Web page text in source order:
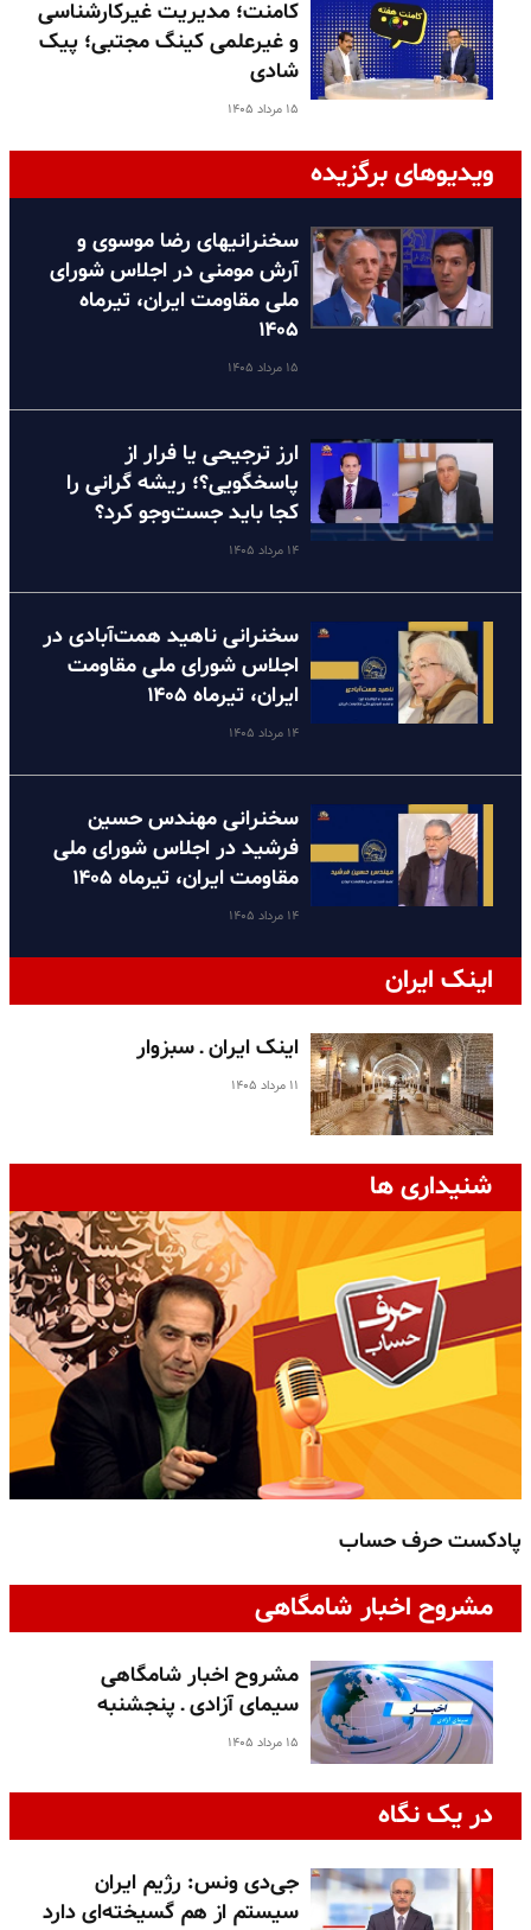
کامنت؛ مدیریت غیرکارشناسی
و غیرعلمی کینگ مجتبی؛ پیک
شادی
۱۵ مرداد ۱۴۰۵
ویدیوهای برگزیده
سخنرانیهای رضا موسوی و
آرش مومنی در اجلاس شورای
ملی مقاومت ایران، تیرماه
۱۴۰۵
۱۵ مرداد ۱۴۰۵
ارز ترجیحی یا فرار از
پاسخگویی؟؛ ریشه گرانی را
کجا باید جست‌وجو کرد؟
۱۴ مرداد ۱۴۰۵
سخنرانی ناهید همت‌آبادی در
اجلاس شورای ملی مقاومت
ایران، تیرماه ۱۴۰۵
۱۴ مرداد ۱۴۰۵
سخنرانی مهندس حسین
فرشید در اجلاس شورای ملی
مقاومت ایران، تیرماه ۱۴۰۵
۱۴ مرداد ۱۴۰۵
اینک ایران
اینک ایران ـ سبزوار
۱۱ مرداد ۱۴۰۵
شنیداری ها
پادکست حرف حساب
مشروح اخبار شامگاهی
مشروح اخبار شامگاهی
سیمای آزادی ـ پنجشنبه
۱۵ مرداد ۱۴۰۵
در یک نگاه
جی‌دی ونس: رژیم ایران
سیستم از هم گسیخته‌ای دارد